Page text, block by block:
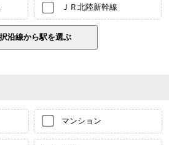
ＪＲ北陸新幹線
マンション